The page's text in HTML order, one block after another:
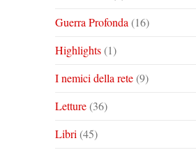
Guerra Profonda (16)
Highlights(1)
I nemici della rete(9)
Letture(36)
Libri (45)